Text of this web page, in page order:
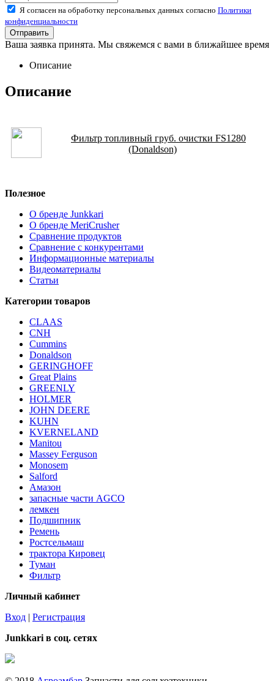
Я согласен на обработку персональных данных согласно Политики
конфиденциальности
Ваша заявка принята. Мы свяжемся с вами в ближайшее время
Описание
Описание
Фильтр топливный груб. очистки FS1280
(Donaldson)
Полезное
О бренде Junkkari
О бренде MeriCrusher
Сравнение продуктов
Сравнение с конкурентами
Информационные материалы
Видеоматериалы
Статьи
Категории товаров
CLAAS
CNH
Cummins
Donaldson
GERINGHOFF
Great Plains
GREENLY
HOLMER
JOHN DEERE
KUHN
KVERNELAND
Manitou
Massey Ferguson
Monosem
Salford
Амазон
запасные части AGCO
лемкен
Подшипник
Ремень
Ростсельмаш
трактора Кировец
Туман
Фильтр
Личный кабинет
Вход | Регистрация
Junkkari в соц. сетях